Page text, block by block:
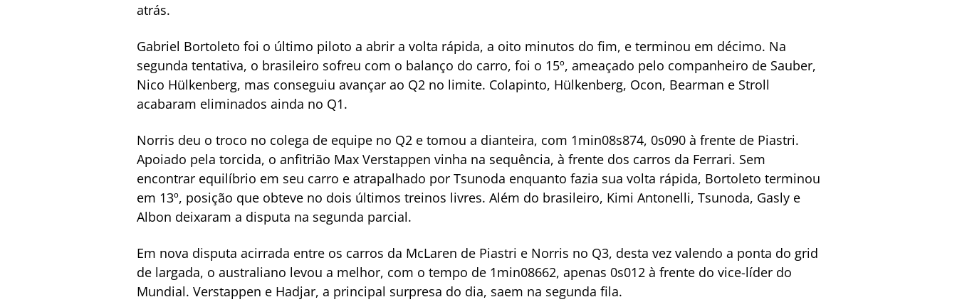
atrás.
Gabriel Bortoleto foi o último piloto a abrir a volta rápida, a oito minutos do fim, e terminou em décimo. Na
segunda tentativa, o brasileiro sofreu com o balanço do carro, foi o 15º, ameaçado pelo companheiro de Sauber,
Nico Hülkenberg, mas conseguiu avançar ao Q2 no limite. Colapinto, Hülkenberg, Ocon, Bearman e Stroll
acabaram eliminados ainda no Q1.
Norris deu o troco no colega de equipe no Q2 e tomou a dianteira, com 1min08s874, 0s090 à frente de Piastri.
Apoiado pela torcida, o anfitrião Max Verstappen vinha na sequência, à frente dos carros da Ferrari. Sem
encontrar equilíbrio em seu carro e atrapalhado por Tsunoda enquanto fazia sua volta rápida, Bortoleto terminou
em 13º, posição que obteve no dois últimos treinos livres. Além do brasileiro, Kimi Antonelli, Tsunoda, Gasly e
Albon deixaram a disputa na segunda parcial.
Em nova disputa acirrada entre os carros da McLaren de Piastri e Norris no Q3, desta vez valendo a ponta do grid
de largada, o australiano levou a melhor, com o tempo de 1min08662, apenas 0s012 à frente do vice-líder do
Mundial. Verstappen e Hadjar, a principal surpresa do dia, saem na segunda fila.